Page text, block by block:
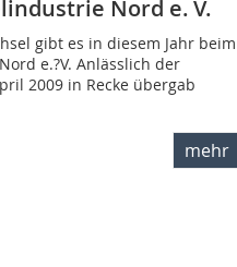
Nord e. V.
gibt es in diesem Jahr beim
e.?V. Anlässlich der
2009 in Recke übergab
mehr